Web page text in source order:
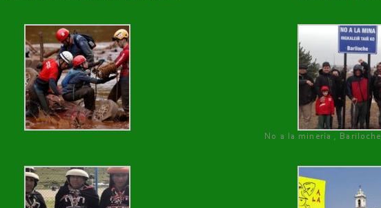
No a la minería ,